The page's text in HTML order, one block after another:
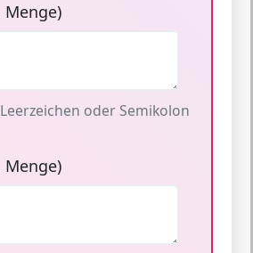
Menge)
oder Semikolon
Menge)